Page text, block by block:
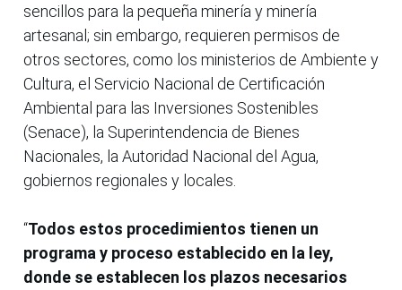
sencillos para la pequeña minería y minería
artesanal; sin embargo, requieren permisos de
otros sectores, como los ministerios de Ambiente y
Cultura, el Servicio Nacional de Certificación
Ambiental para las Inversiones Sostenibles
(Senace), la Superintendencia de Bienes
Nacionales, la Autoridad Nacional del Agua,
gobiernos regionales y locales.
“Todos estos procedimientos tienen un
programa y proceso establecido en la ley,
donde se establecen los plazos necesarios